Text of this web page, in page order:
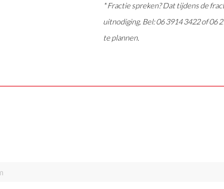
* Fractie spreken? Dat tijdens de
uitnodiging. Bel: 06 3914 3422 of 06
te plannen.